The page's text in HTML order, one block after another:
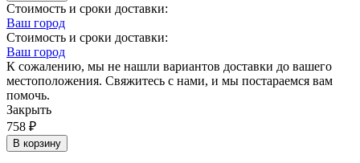
Стоимость и сроки доставки:
Ваш город
Стоимость и сроки доставки:
Ваш город
К сожалению, мы не нашли вариантов доставки до вашего
местоположения. Свяжитесь с нами, и мы постараемся вам
помочь.
Закрыть
758 ₽
В корзину